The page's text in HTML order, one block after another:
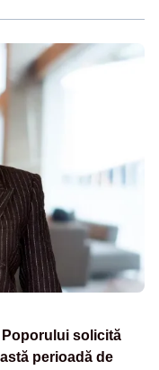
Poporului solicită
perioadă de